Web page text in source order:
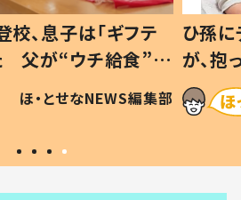
、息子は「ギフテ
父が“ウチ給食”を
理由とは #令和の親
ほ・とせなNEWS編集部
ひ孫
が、
「涙が
い」